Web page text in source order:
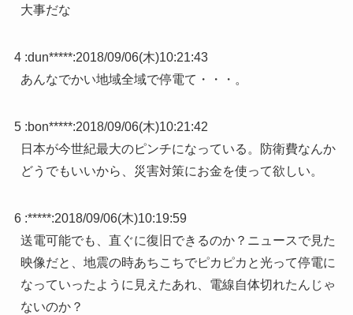
大事だな
4 :dun*****:2018/09/06(木)10:21:43
あんなでかい地域全域で停電て・・・。
5 :bon*****:2018/09/06(木)10:21:42
日本が今世紀最大のピンチになっている。防衛費なんか
どうでもいいから、災害対策にお金を使って欲しい。
6 :*****:2018/09/06(木)10:19:59
送電可能でも、直ぐに復旧できるのか？ニュースで見た
映像だと、地震の時あちこちでピカピカと光って停電に
なっていったように見えたあれ、電線自体切れたんじゃ
ないのか？